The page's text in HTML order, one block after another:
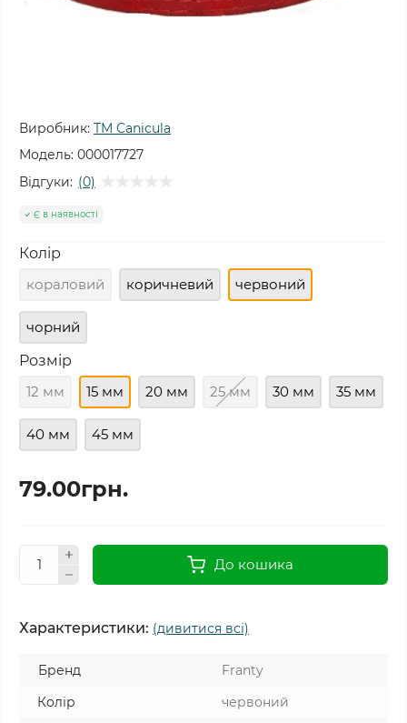
Виробник: TM Canicula
Модель: 000017727
Відгуки: (0)
Є в наявності
Колір
кораловий
коричневий червоний
чорний
Розмір
12 мм
15 мм 20 мм 25 мм 30 мм 35 мм
40 мм 45 мм
79.00грн.
До кошика
Характеристики: (дивитися всі)
Бренд
Franty
Колір
червоний